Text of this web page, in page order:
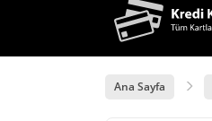
Ana Sayfa